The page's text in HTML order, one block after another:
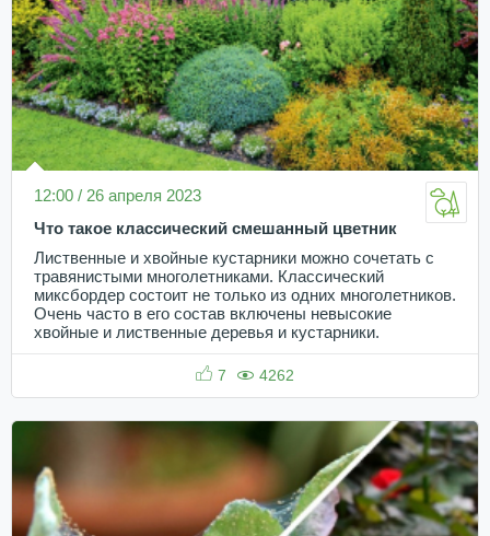
12:00 / 26 апреля 2023
Что такое классический смешанный цветник
Лиственные и хвойные кустарники можно сочетать с
травянистыми многолетниками. Классический
миксбордер состоит не только из одних многолетников.
Очень часто в его состав включены невысокие
хвойные и лиственные деревья и кустарники.
7 4262